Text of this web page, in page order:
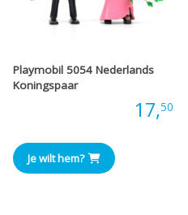
Playmobil 5054 Nederlands
Koningspaar
17,50
Je wilt hem?